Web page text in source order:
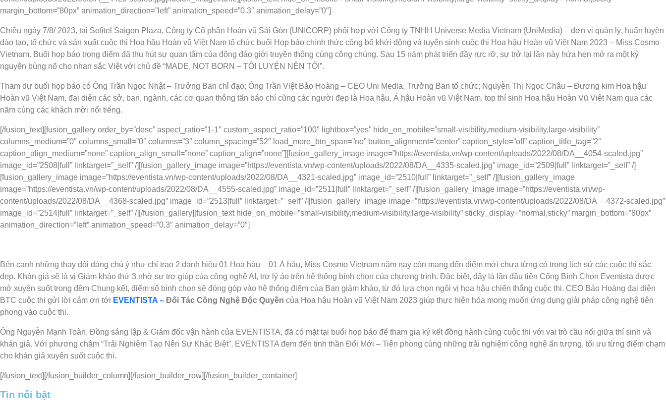
margin_bottom=”80px” animation_direction=”left” animation_speed=”0.3″ animation_delay=”0″]
Chiều ngày 7/8/ 2023, tại Sofitel Saigon Plaza, Công ty Cổ phần Hoàn vũ Sài Gòn (UNICORP) phối hợp với Công ty TNHH Universe Media Vietnam (UniMedia) – đơn vị quản lý, huấn luyện
đào tạo, tổ chức và sản xuất cuộc thi Hoa hậu Hoàn vũ Việt Nam tổ chức buổi Họp báo chính thức công bố khởi động và tuyển sinh cuộc thi Hoa hậu Hoàn vũ Việt Nam 2023 – Miss Cosmo
Vietnam. Buổi họp báo trọng điểm đã thu hút sự quan tâm của đông đảo giới truyền thông cùng công chúng. Sau 15 năm phát triển đầy rực rỡ, sự trở lại lần này hứa hẹn mở ra một kỷ
nguyên bùng nổ cho nhan sắc Việt với chủ đề “MADE, NOT BORN – TÔI LUYỆN NÊN TÔI”.
Tham dự buổi họp báo có Ông Trần Ngọc Nhật – Trưởng Ban chỉ đạo; Ông Trần Việt Bảo Hoàng – CEO Uni Media, Trưởng Ban tổ chức; Nguyễn Thị Ngọc Châu – Đương kim Hoa hậu
Hoàn vũ Việt Nam, đại diện các sở, ban, ngành, các cơ quan thông tấn báo chí cùng các người đẹp là Hoa hậu, Á hậu Hoàn vũ Việt Nam, top thí sinh Hoa hậu Hoàn Vũ Việt Nam qua các
năm cùng các khách mời nổi tiếng.
[/fusion_text][fusion_gallery order_by=”desc” aspect_ratio=”1-1″ custom_aspect_ratio=”100″ lightbox=”yes” hide_on_mobile=”small-visibility,medium-visibility,large-visibility”
columns_medium=”0″ columns_small=”0″ columns=”3″ column_spacing=”52″ load_more_btn_span=”no” button_alignment=”center” caption_style=”off” caption_title_tag=”2″
caption_align_medium=”none” caption_align_small=”none” caption_align=”none”][fusion_gallery_image image=”https://eventista.vn/wp-content/uploads/2022/08/DA__4054-scaled.jpg”
image_id=”2508|full” linktarget=”_self” /][fusion_gallery_image image=”https://eventista.vn/wp-content/uploads/2022/08/DA__4335-scaled.jpg” image_id=”2509|full” linktarget=”_self” /]
[fusion_gallery_image image=”https://eventista.vn/wp-content/uploads/2022/08/DA__4321-scaled.jpg” image_id=”2510|full” linktarget=”_self” /][fusion_gallery_image
image=”https://eventista.vn/wp-content/uploads/2022/08/DA__4555-scaled.jpg” image_id=”2511|full” linktarget=”_self” /][fusion_gallery_image image=”https://eventista.vn/wp-
content/uploads/2022/08/DA__4368-scaled.jpg” image_id=”2513|full” linktarget=”_self” /][fusion_gallery_image image=”https://eventista.vn/wp-content/uploads/2022/08/DA__4372-scaled.jpg”
image_id=”2514|full” linktarget=”_self” /][/fusion_gallery][fusion_text hide_on_mobile=”small-visibility,medium-visibility,large-visibility” sticky_display=”normal,sticky” margin_bottom=”80px”
animation_direction=”left” animation_speed=”0.3″ animation_delay=”0″]
Bên cạnh những thay đổi đáng chú ý như chỉ trao 2 danh hiệu 01 Hoa hậu – 01 Á hậu, Miss Cosmo Vietnam năm nay còn mang đến điểm mới chưa từng có trong lịch sử các cuộc thi sắc
đẹp. Khán giả sẽ là vị Giám khảo thứ 3 nhờ sự trợ giúp của công nghệ AI, trợ lý ảo trên hệ thống bình chọn của chương trình. Đặc biệt, đây là lần đầu tiên Cổng Bình Chọn Eventista được
mở xuyên suốt trong đêm Chung kết, điểm số bình chọn sẽ đóng góp vào hệ thống điểm của Ban giám khảo, từ đó lựa chọn ngôi vị hoa hậu chiến thắng cuộc thi. CEO Bảo Hoàng đại diện
BTC cuộc thi gửi lời cảm ơn tới EVENTISTA – Đối Tác Công Nghệ Độc Quyền của Hoa hậu Hoàn vũ Việt Nam 2023 giúp thực hiện hóa mong muốn ứng dụng giải pháp công nghệ tiên
phong vào cuộc thi.
Ông Nguyễn Mạnh Toàn, Đồng sáng lập & Giám đốc vận hành của EVENTISTA, đã có mặt tại buổi họp báo để tham gia ký kết đồng hành cùng cuộc thi với vai trò cầu nối giữa thí sinh và
khán giả. Với phương châm “Trải Nghiệm Tạo Nên Sự Khác Biệt”, EVENTISTA đem đến tinh thần Đổi Mới – Tiên phong cùng những trải nghiệm công nghệ ấn tượng, tối ưu từng điểm chạm
cho khán giả xuyên suốt cuộc thi.
[/fusion_text][/fusion_builder_column][/fusion_builder_row][/fusion_builder_container]
Tin nổi bật